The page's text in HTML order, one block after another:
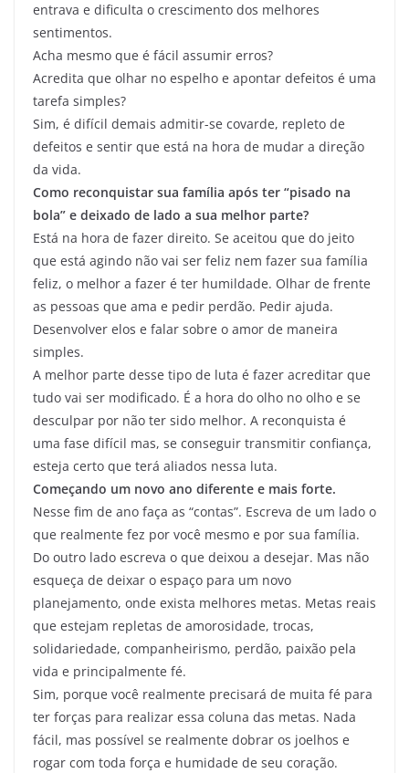
entrava e dificulta o crescimento dos melhores
sentimentos.
Acha mesmo que é fácil assumir erros?
Acredita que olhar no espelho e apontar defeitos é uma
tarefa simples?
Sim, é difícil demais admitir-se covarde, repleto de
defeitos e sentir que está na hora de mudar a direção
da vida.
Como reconquistar sua família após ter “pisado na
bola” e deixado de lado a sua melhor parte?
Está na hora de fazer direito. Se aceitou que do jeito
que está agindo não vai ser feliz nem fazer sua família
feliz, o melhor a fazer é ter humildade. Olhar de frente
as pessoas que ama e pedir perdão. Pedir ajuda.
Desenvolver elos e falar sobre o amor de maneira
simples.
A melhor parte desse tipo de luta é fazer acreditar que
tudo vai ser modificado. É a hora do olho no olho e se
desculpar por não ter sido melhor. A reconquista é
uma fase difícil mas, se conseguir transmitir confiança,
esteja certo que terá aliados nessa luta.
Começando um novo ano diferente e mais forte.
Nesse fim de ano faça as “contas”. Escreva de um lado o
que realmente fez por você mesmo e por sua família.
Do outro lado escreva o que deixou a desejar. Mas não
esqueça de deixar o espaço para um novo
planejamento, onde exista melhores metas. Metas reais
que estejam repletas de amorosidade, trocas,
solidariedade, companheirismo, perdão, paixão pela
vida e principalmente fé.
Sim, porque você realmente precisará de muita fé para
ter forças para realizar essa coluna das metas. Nada
fácil, mas possível se realmente dobrar os joelhos e
rogar com toda força e humidade de seu coração.